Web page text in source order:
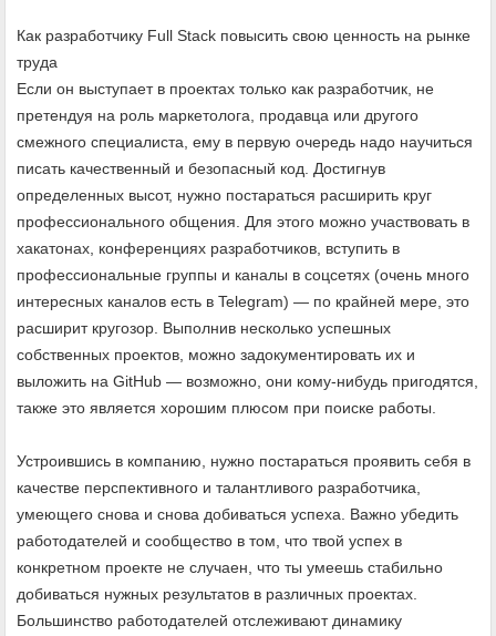
Как разработчику Full Stack повысить свою ценность на рынке
труда
Если он выступает в проектах только как разработчик, не
претендуя на роль маркетолога, продавца или другого
смежного специалиста, ему в первую очередь надо научиться
писать качественный и безопасный код. Достигнув
определенных высот, нужно постараться расширить круг
профессионального общения. Для этого можно участвовать в
хакатонах, конференциях разработчиков, вступить в
профессиональные группы и каналы в соцсетях (очень много
интересных каналов есть в Telegram) — по крайней мере, это
расширит кругозор. Выполнив несколько успешных
собственных проектов, можно задокументировать их и
выложить на GitHub — возможно, они кому-нибудь пригодятся,
также это является хорошим плюсом при поиске работы.
Устроившись в компанию, нужно постараться проявить себя в
качестве перспективного и талантливого разработчика,
умеющего снова и снова добиваться успеха. Важно убедить
работодателей и сообщество в том, что твой успех в
конкретном проекте не случаен, что ты умеешь стабильно
добиваться нужных результатов в различных проектах.
Большинство работодателей отслеживают динамику